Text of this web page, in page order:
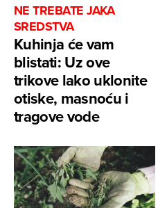
NE TREBATE JAKA
SREDSTVA
Kuhinja će vam
blistati: Uz ove
trikove lako uklonite
otiske, masnoću i
tragove vode